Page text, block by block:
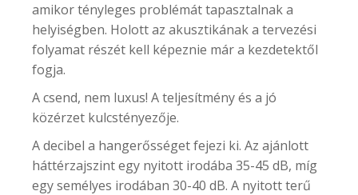
amikor tényleges problémát tapasztalnak a
helyiségben. Holott az akusztikának a tervezési
folyamat részét kell képeznie már a kezdetektől
fogja.
A csend, nem luxus! A teljesítmény és a jó
közérzet kulcstényezője.
A decibel a hangerősséget fejezi ki. Az ajánlott
háttérzajszint egy nyitott irodába 35-45 dB, míg
egy semélyes irodában 30-40 dB. A nyitott terű